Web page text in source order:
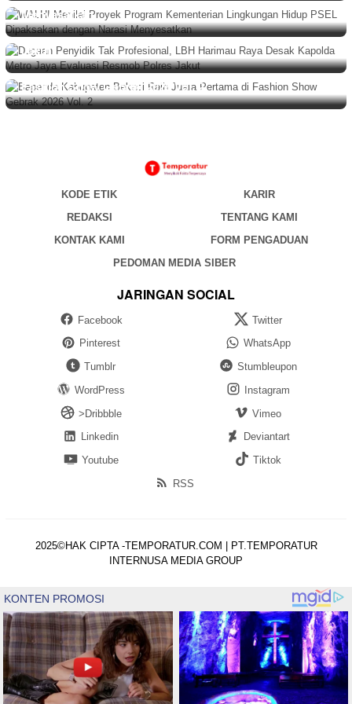
Menyesatkan
HUKUM , BERITA NASIONAL Agustus 9, 2026
Dugaan Penyidik Tak Profesional, LBH Harimau Raya
Desak Kapolda Metro Jaya Evaluasi Resmob Polres
Jakut
BERITA , DAERAH Agustus 9, 2026
Bapenda Kabupaten Bekasi Raih Juara Pertama di
Fashion Show Gebrak 2026 Vol. 2
KODE ETIK
KARIR
REDAKSI
TENTANG KAMI
KONTAK KAMI
FORM PENGADUAN
PEDOMAN MEDIA SIBER
JARINGAN SOCIAL
Facebook
Twitter
Pinterest
WhatsApp
Tumblr
Stumbleupon
WordPress
Instagram
>Dribbble
Vimeo
Linkedin
Deviantart
Youtube
Tiktok
RSS
2025©HAK CIPTA -TEMPORATUR.COM | PT.TEMPORATUR
INTERNUSA MEDIA GROUP